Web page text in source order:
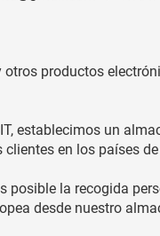
productos
establecimos un
en los países
posible la recogida
desde nuestro